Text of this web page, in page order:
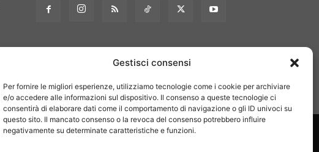
Gestisci consensi
Per fornire le migliori esperienze, utilizziamo tecnologie come i cookie per archiviare
e/o accedere alle informazioni sul dispositivo. Il consenso a queste tecnologie ci
consentirà di elaborare dati come il comportamento di navigazione o gli ID univoci su
questo sito. Il mancato consenso o la revoca del consenso potrebbero influire
negativamente su determinate caratteristiche e funzioni.
Collabora con noi Pubblicità Privacy policy Linee editoriali